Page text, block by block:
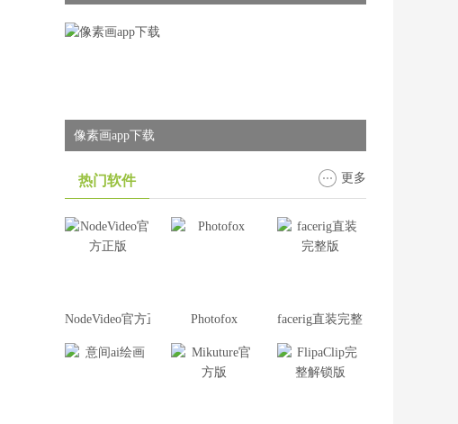
像素画app下载
热门软件 更多
NodeVideo官方正版 Photofox facerig直装完整版